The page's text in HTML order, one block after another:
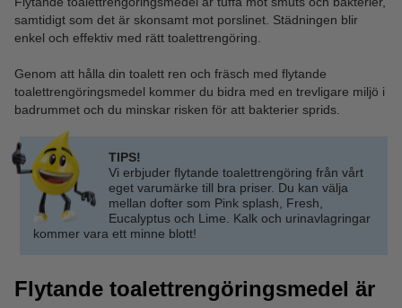
samtidigt som det är skonsamt mot porslinet. Städningen blir
enkel och effektiv med rätt toalettrengöring.
Genom att hålla din toalett ren och fräsch med flytande
toalettrengöringsmedel kommer du bidra med en trevligare miljö i
badrummet och du minskar risken för att bakterier sprids.
TIPS!
Vi erbjuder flytande toalettrengöring från vårt
eget varumärke till bra priser. Du kan välja
mellan dofter som Pink splash, Fresh,
Eucalyptus och Lime. Kalk och urinavlagringar
kommer vara ett minne blott!
Flytande toalettrengöringsmedel är